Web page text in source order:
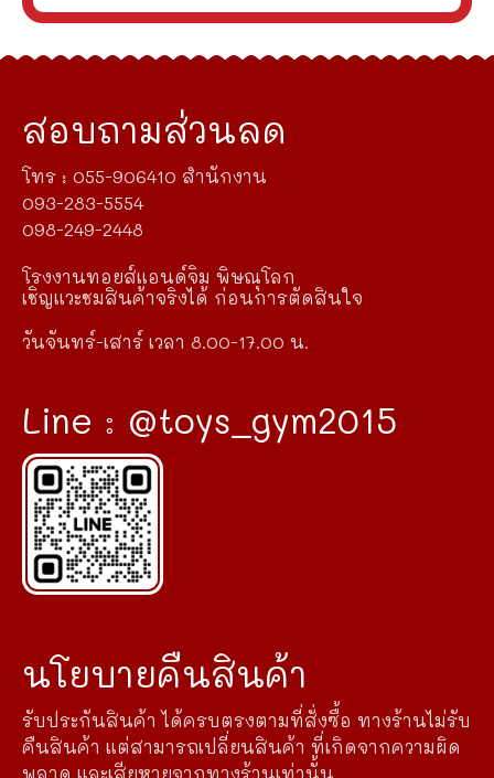
สอบถามส่วนลด
โทร : 055-906410 สำนักงาน
093-283-5554
098-249-2448
โรงงานทอยส์แอนด์จิม พิษณุโลก
เชิญแวะชมสินค้าจริงได้ ก่อนการตัดสินใจ
วันจันทร์-เสาร์ เวลา 8.00-17.00 น.
Line : @toys_gym2015
นโยบายคืนสินค้า
รับประกันสินค้า ได้ครบตรงตามที่สั่งซื้อ ทางร้านไม่รับ
คืนสินค้า แต่สามารถเปลี่ยนสินค้า ที่เกิดจากความผิด
พลาด และเสียหายจากทางร้านเท่านั้น